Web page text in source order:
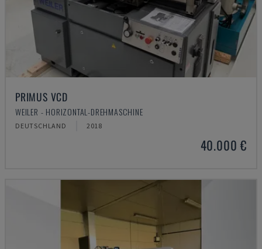
PRIMUS VCD
WEILER - HORIZONTAL-DREHMASCHINE
DEUTSCHLAND 2018
40.000 €